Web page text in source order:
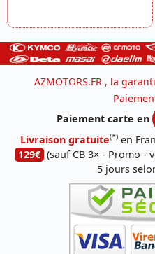
AZMOTORS.FR , la
Paiement carte en
Livraison gratuite(*) en
129€ (sauf CB 3× - Promo -
5 jours